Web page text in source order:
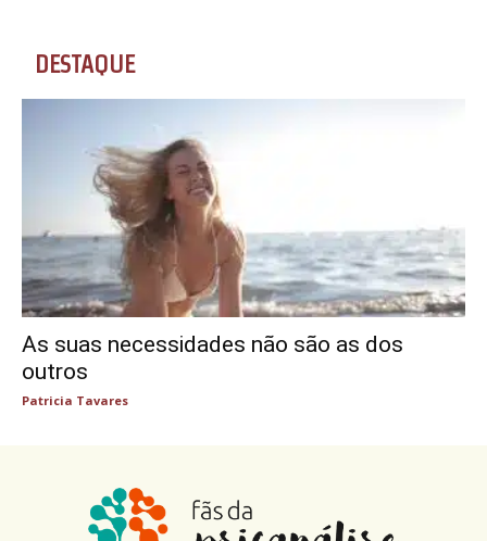
DESTAQUE
As suas necessidades não são as dos
outros
Patricia Tavares